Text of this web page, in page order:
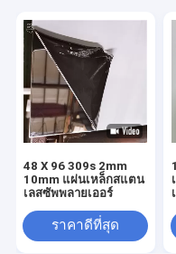
48 X 96 309s 2mm
10mm แผ่นเหล็กสแตน
เลสซัพพลายเออร์
ราคาดีที่สุด